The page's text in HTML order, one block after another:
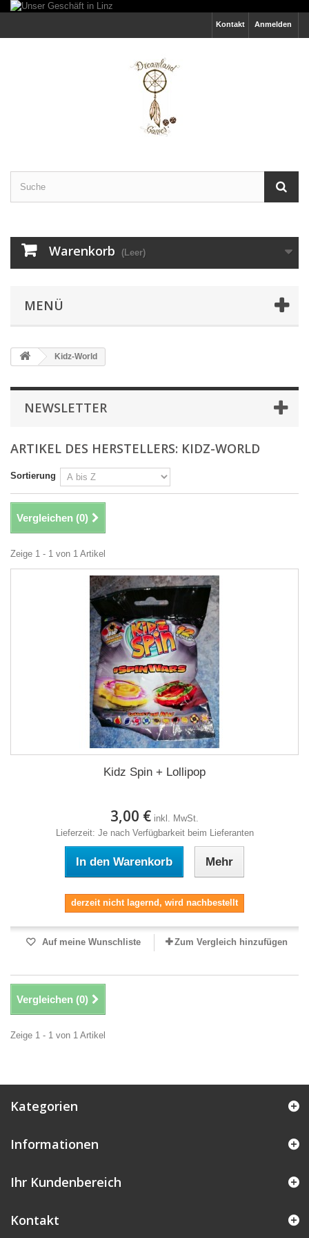
Anmelden
Kontakt
Warenkorb (Leer)
MENÜ
Kidz-World
NEWSLETTER
ARTIKEL DES HERSTELLERS: KIDZ-WORLD
Sortierung
Vergleichen (0)
Zeige 1 - 1 von 1 Artikel
Kidz Spin + Lollipop
3,00 € inkl. MwSt.
Lieferzeit: Je nach Verfügbarkeit beim Lieferanten
In den Warenkorb Mehr
derzeit nicht lagernd, wird nachbestellt
Auf meine Wunschliste Zum Vergleich hinzufügen
Vergleichen (0)
Zeige 1 - 1 von 1 Artikel
Kategorien
Informationen
Ihr Kundenbereich
Kontakt